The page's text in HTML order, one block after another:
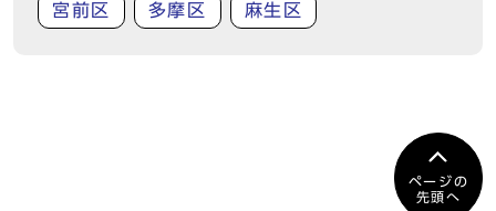
宮前区 多摩区 麻生区
ページの
先頭へ